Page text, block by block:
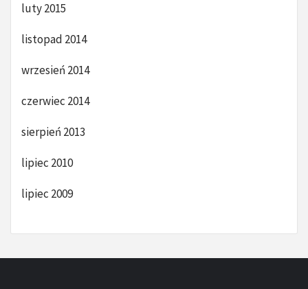
luty 2015
listopad 2014
wrzesień 2014
czerwiec 2014
sierpień 2013
lipiec 2010
lipiec 2009